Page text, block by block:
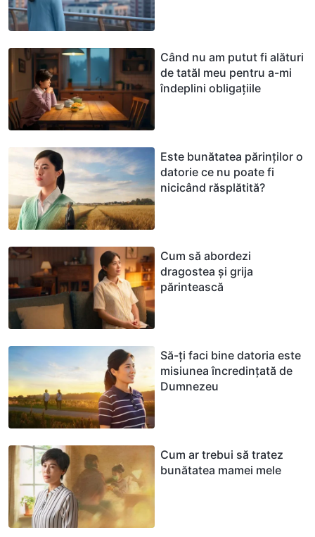
Când nu am putut fi alături
de tatăl meu pentru a-mi
îndeplini obligațiile
Este bunătatea părinților o
datorie ce nu poate fi
nicicând răsplătită?
Cum să abordezi
dragostea și grija
părintească
Să-ți faci bine datoria este
misiunea încredințată de
Dumnezeu
Cum ar trebui să tratez
bunătatea mamei mele